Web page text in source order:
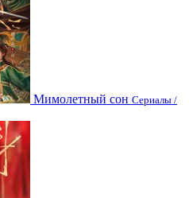
Мимолетный сон Сериалы /